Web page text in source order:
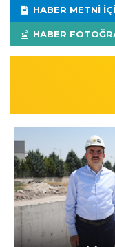
HABER METNI
HABER